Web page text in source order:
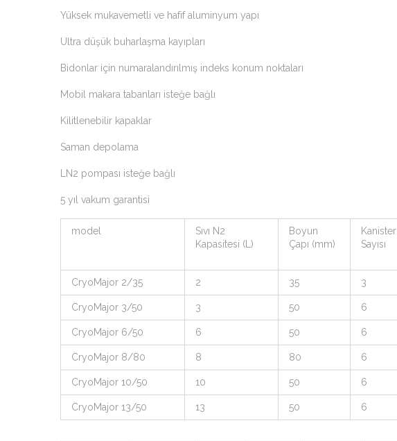
Yüksek mukavemetli ve hafif aluminyum yapı
Ultra düşük buharlaşma kayıpları
Bidonlar için numaralandırılmış indeks konum noktaları
Mobil makara tabanları isteğe bağlı
Kilitlenebilir kapaklar
Saman depolama
LN2 pompası isteğe bağlı
5 yıl vakum garantisi
model
Sıvı N2
Kapasitesi (L)
Boyun
Çapı (mm)
Kanister
Sayısı
CryoMajor 2/35 2 35 3
CryoMajor 3/50 3 50 6
CryoMajor 6/50 6 50 6
CryoMajor 8/80 8 80 6
CryoMajor 10/50 10 50 6
CryoMajor 13/50 13 50 6